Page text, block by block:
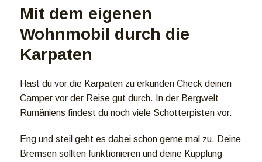
Mit dem eigenen
Wohnmobil durch die
Karpaten
Hast du vor die Karpaten zu erkunden Check deinen
Camper vor der Reise gut durch. In der Bergwelt
Rumäniens findest du noch viele Schotterpisten vor.
Eng und steil geht es dabei schon gerne mal zu. Deine
Bremsen sollten funktionieren und deine Kupplung